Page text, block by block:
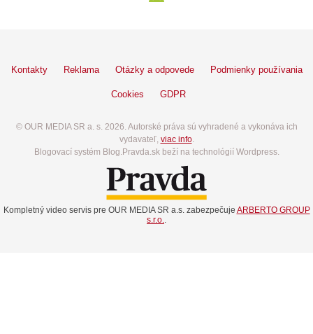
Kontakty Reklama Otázky a odpovede Podmienky používania
Cookies GDPR
© OUR MEDIA SR a. s. 2026. Autorské práva sú vyhradené a vykonáva ich
vydavateľ, viac info.
Blogovací systém Blog.Pravda.sk beží na technológií Wordpress.
Kompletný video servis pre OUR MEDIA SR a.s. zabezpečuje ARBERTO GROUP
s.r.o..